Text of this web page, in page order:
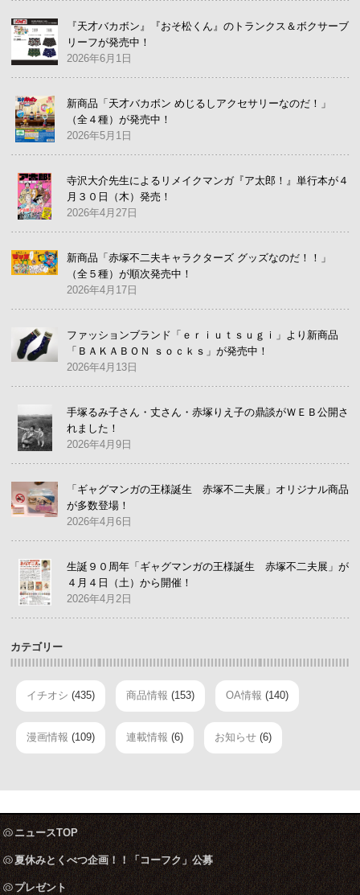
『天才バカボン』『おそ松くん』のトランクス＆ボクサーブ
リーフが発売中！
2026年6月1日
新商品「天才バカボン めじるしアクセサリーなのだ！」
（全４種）が発売中！
2026年5月1日
寺沢大介先生によるリメイクマンガ『ア太郎！』単行本が４
月３０日（木）発売！
2026年4月27日
新商品「赤塚不二夫キャラクターズ グッズなのだ！！」
（全５種）が順次発売中！
2026年4月17日
ファッションブランド「ｅｒｉｕｔｓｕｇｉ」より新商品
「ＢＡＫＡＢＯＮ ｓｏｃｋｓ」が発売中！
2026年4月13日
手塚るみ子さん・丈さん・赤塚りえ子の鼎談がＷＥＢ公開さ
れました！
2026年4月9日
「ギャグマンガの王様誕生 赤塚不二夫展」オリジナル商品
が多数登場！
2026年4月6日
生誕９０周年「ギャグマンガの王様誕生 赤塚不二夫展」が
４月４日（土）から開催！
2026年4月2日
カテゴリー
イチオシ (435) 商品情報 (153) OA情報 (140)
漫画情報 (109) 連載情報 (6) お知らせ (6)
ニュースTOP
夏休みとくべつ企画！！「コーフク」公募
プレゼント